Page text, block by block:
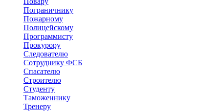
Пограничнику
Пожарному
Полицейскому
Программисту
Прокурору
Следователю
Сотруднику ФСБ
Спасателю
Строителю
Студенту
Таможеннику
Тренеру